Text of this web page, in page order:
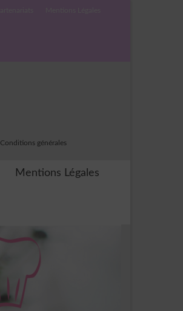
Conditions générales
Mentions Légales